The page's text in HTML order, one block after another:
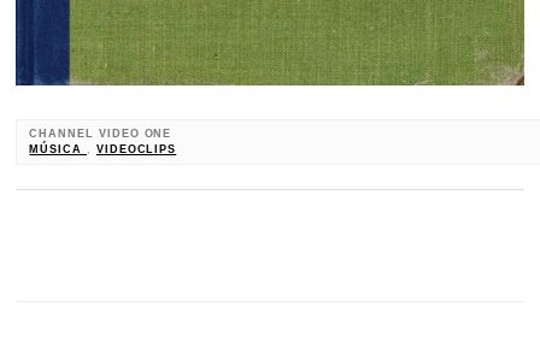
CHANNEL VIDEO ONE
MÚSICA
VIDEOCLIPS